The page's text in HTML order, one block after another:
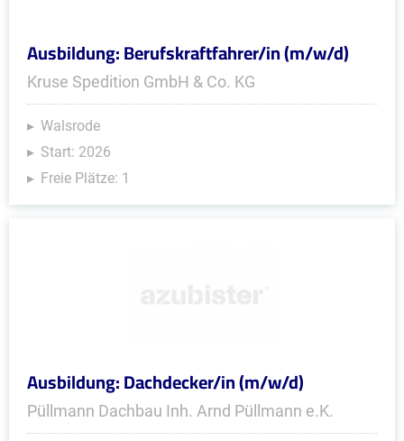
Ausbildung: Berufskraftfahrer/in (m/w/d)
Kruse Spedition GmbH & Co. KG
Walsrode
Start: 2026
Freie Plätze: 1
Ausbildung: Dachdecker/in (m/w/d)
Püllmann Dachbau Inh. Arnd Püllmann e.K.